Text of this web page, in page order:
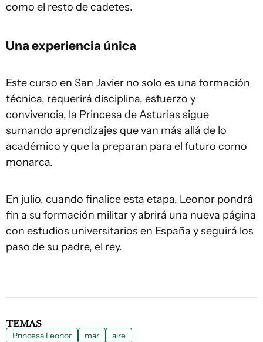
como el resto de cadetes.
Una experiencia única
Este curso en San Javier no solo es una formación
técnica, requerirá disciplina, esfuerzo y
convivencia, la Princesa de Asturias sigue
sumando aprendizajes que van más allá de lo
académico y que la preparan para el futuro como
monarca.
En julio, cuando finalice esta etapa, Leonor pondrá
fin a su formación militar y abrirá una nueva página
con estudios universitarios en España y seguirá los
paso de su padre, el rey.
TEMAS
Princesa Leonor mar aire